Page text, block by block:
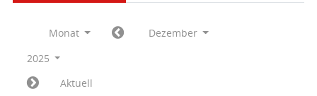
Monat
Dezember
2025
Aktuell